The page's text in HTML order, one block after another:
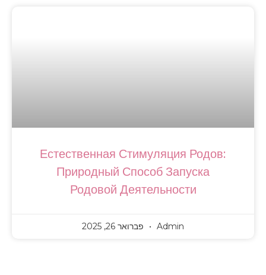
Естественная Стимуляция Родов:
Природный Способ Запуска
Родовой Деятельности
Admin פברואר 26, 2025